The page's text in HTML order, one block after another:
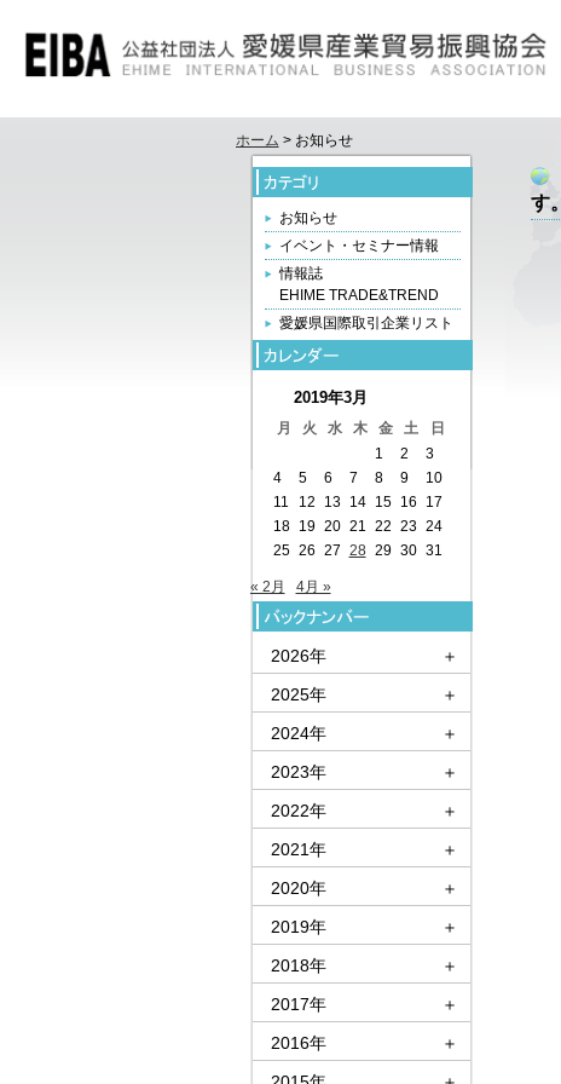
ホーム > お知らせ
お知らせ
イベント・セミナー情報
情報誌
EHIME TRADE&TREND
愛媛県国際取引企業リスト
2019年3月
月 火 水 木 金 土
日
1
2
3
4
5 6 7 8 9
10
11
12 13 14 15 16
17
18
19 20 21 22 23 24
25 26 27 28 29 30 31
« 2月 4月 »
2026年
＋
2025年
＋
2024年
＋
2023年
＋
2022年
＋
2021年
＋
2020年
＋
2019年
＋
2018年
＋
2017年
＋
2016年
＋
す。